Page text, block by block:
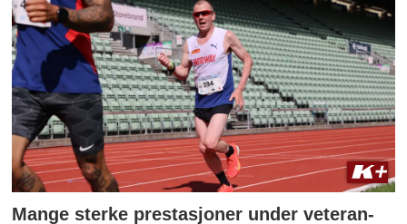
Mange sterke prestasjoner under veteran-